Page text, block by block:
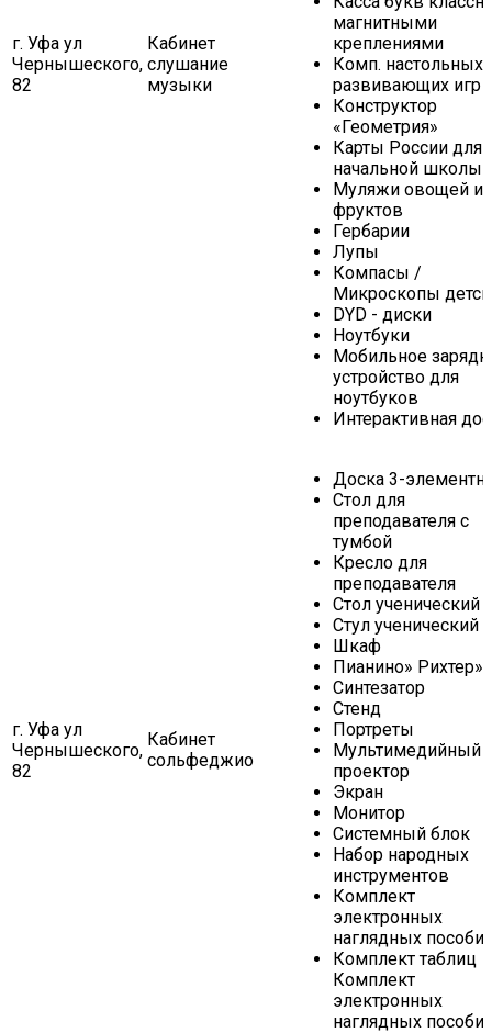
г. Уфа ул
Чернышеского,
82
Кабинет
слушание
музыки
магнитными
креплениями
Комп. настольных
развивающих игр
Конструктор
«Геометрия»
Карты России для
начальной школы
Муляжи овощей и
фруктов
Гербарии
Лупы
Компасы /
Микроскопы
DYD - диски
Ноутбуки
Мобильное
устройство для
ноутбуков
Интерактивная
г. Уфа ул
Чернышеского,
82
Кабинет
сольфеджио
Доска 3-
Стол для
преподавателя с
тумбой
Кресло для
преподавателя
Стол ученический
Стул ученический
Шкаф
Пианино» Рихтер»
Синтезатор
Стенд
Портреты
Мультимедийный
проектор
Экран
Монитор
Системный блок
Набор народных
инструментов
Комплект
электронных
наглядных
Комплект таблиц
Комплект
электронных
наглядных